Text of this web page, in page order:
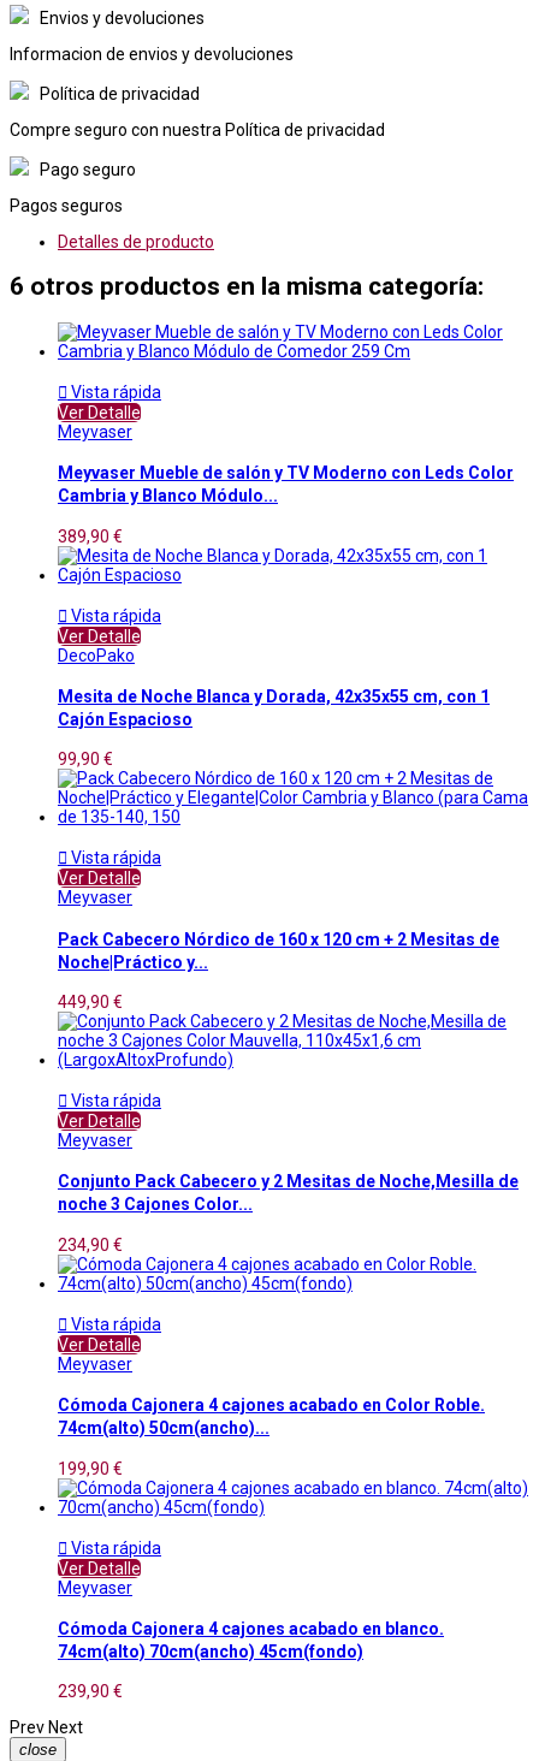
Envios y devoluciones
Informacion de envios y devoluciones
Política de privacidad
Compre seguro con nuestra Política de privacidad
Pago seguro
Pagos seguros
Detalles de producto
6 otros productos en la misma categoría:
 Vista rápida
Ver Detalle
Meyvaser
Meyvaser Mueble de salón y TV Moderno con Leds Color
Cambria y Blanco Módulo...
389,90 €
 Vista rápida
Ver Detalle
DecoPako
Mesita de Noche Blanca y Dorada, 42x35x55 cm, con 1
Cajón Espacioso
99,90 €
 Vista rápida
Ver Detalle
Meyvaser
Pack Cabecero Nórdico de 160 x 120 cm + 2 Mesitas de
Noche|Práctico y...
449,90 €
 Vista rápida
Ver Detalle
Meyvaser
Conjunto Pack Cabecero y 2 Mesitas de Noche,Mesilla de
noche 3 Cajones Color...
234,90 €
 Vista rápida
Ver Detalle
Meyvaser
Cómoda Cajonera 4 cajones acabado en Color Roble.
74cm(alto) 50cm(ancho)...
199,90 €
 Vista rápida
Ver Detalle
Meyvaser
Cómoda Cajonera 4 cajones acabado en blanco.
74cm(alto) 70cm(ancho) 45cm(fondo)
239,90 €
Prev Next
close